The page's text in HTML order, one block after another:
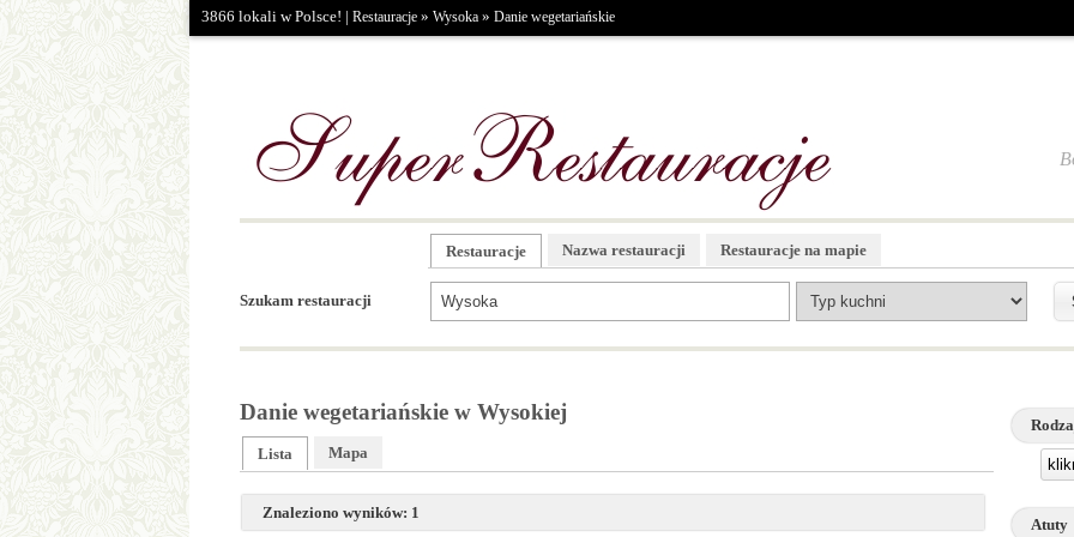
3866 lokali w Polsce! | Restauracje » Wysoka » Danie wegetariańskie
Szukam restauracji
Restauracje Nazwa restauracji Restauracje na mapie
Atuty
Danie wegetariańskie w Wysokiej
Lista Mapa
Znaleziono wyników: 1